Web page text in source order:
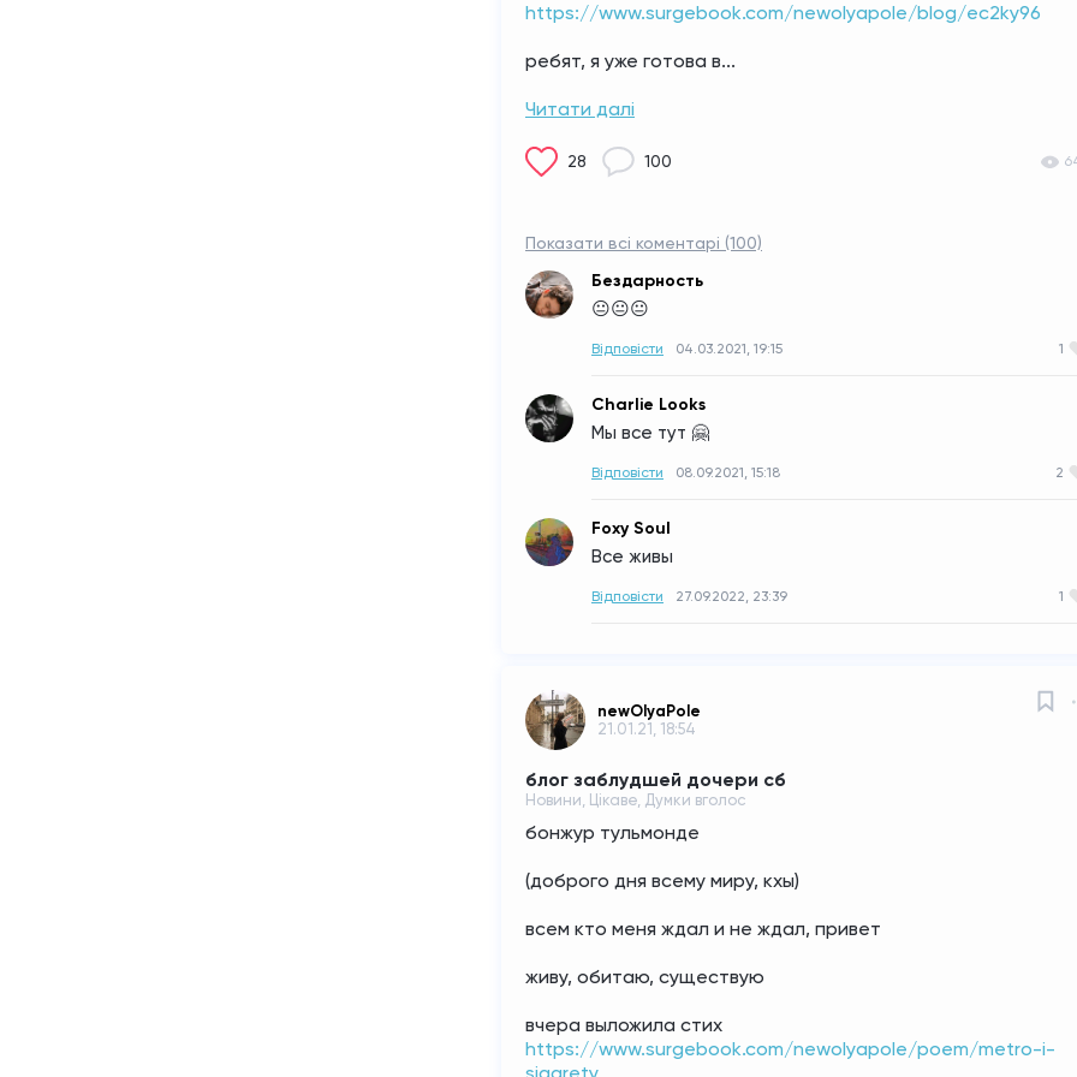
https://www.surgebook.com/newolyapole/blog/ec2ky96
ребят, я уже готова в...
Читати далі
28 100
Показати всі коментарі (100)
Бездарность
😐😐😐
Відповісти 04.03.2021, 19:15 1
Charlie Looks
Мы все тут 🤗
Відповісти 08.09.2021, 15:18 2
Foxy Soul
Все живы
Відповісти 27.09.2022, 23:39 1
newOlyaPole
21.01.21, 18:54
блог заблудшей дочери сб
Новини, Цікаве, Думки вголос
бонжур тульмонде
(доброго дня всему миру, кхы)
всем кто меня ждал и не ждал, привет
живу, обитаю, существую
вчера выложила стих
https://www.surgebook.com/newolyapole/poem/metro-i-